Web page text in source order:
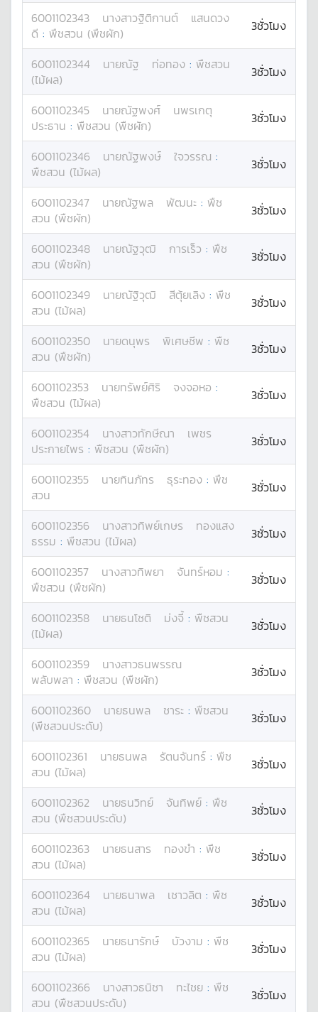
6001102343 นางสาวฐิติกานต์
แสนดวง
ดี : พืชสวน (พืชผัก) 3ชั่วโมง
6001102344 นายณัฐ ท่อทอง : พืชสวน
(ไม้ผล)
3ชั่วโมง
6001102345 นายณัฐพงศ์
นพรเกตุ
ประธาน : พืชสวน (พืชผัก) 3ชั่วโมง
6001102346 นายณัฐพงษ์ ใจวรรณ :
พืชสวน (ไม้ผล)
3ชั่วโมง
6001102347 นายณัฐพล พัฒนะ : พืช
สวน (พืชผัก)
3ชั่วโมง
6001102348 นายณัฐวุฒิ การเร็ว : พืช
สวน (พืชผัก)
3ชั่วโมง
6001102349 นายณัฐิวุฒิ สีตุ้ยเลิง : พืช
สวน (ไม้ผล)
3ชั่วโมง
6001102350 นายดนุพร พิเศษชีพ : พืช
สวน (พืชผัก)
3ชั่วโมง
6001102353 นายทรัพย์ศิริ จงจอหอ :
พืชสวน (ไม้ผล)
3ชั่วโมง
6001102354 นางสาวทักษีณา
เพชร
ประกายไพร : พืชสวน (พืชผัก) 3ชั่วโมง
6001102355 นายทินภัทร ธุระทอง : พืช
สวน
3ชั่วโมง
6001102356 นางสาวทิพย์เกษร
ทองแสง
ธรรม : พืชสวน (ไม้ผล) 3ชั่วโมง
6001102357 นางสาวทิพยา จันทร์หอม :
พืชสวน (พืชผัก)
3ชั่วโมง
6001102358 นายธนโชติ ม่งจี้ : พืชสวน
(ไม้ผล)
3ชั่วโมง
6001102359 นางสาวธนพรรณ
พลับพลา : พืชสวน (พืชผัก) 3ชั่วโมง
6001102360 นายธนพล ชาระ : พืชสวน
(พืชสวนประดับ)
3ชั่วโมง
6001102361 นายธนพล รัตนจันทร์ : พืช
สวน (ไม้ผล)
3ชั่วโมง
6001102362 นายธนวิทย์ จันทิพย์ : พืช
สวน (พืชสวนประดับ)
3ชั่วโมง
6001102363 นายธนสาร ทองขำ : พืช
สวน (ไม้ผล)
3ชั่วโมง
6001102364 นายธนาพล เชาวลิต : พืช
สวน (ไม้ผล)
3ชั่วโมง
6001102365 นายธนารักษ์ บัวงาม : พืช
สวน (ไม้ผล)
3ชั่วโมง
6001102366 นางสาวธนิชา ทะไชย : พืช
สวน (พืชสวนประดับ)
3ชั่วโมง